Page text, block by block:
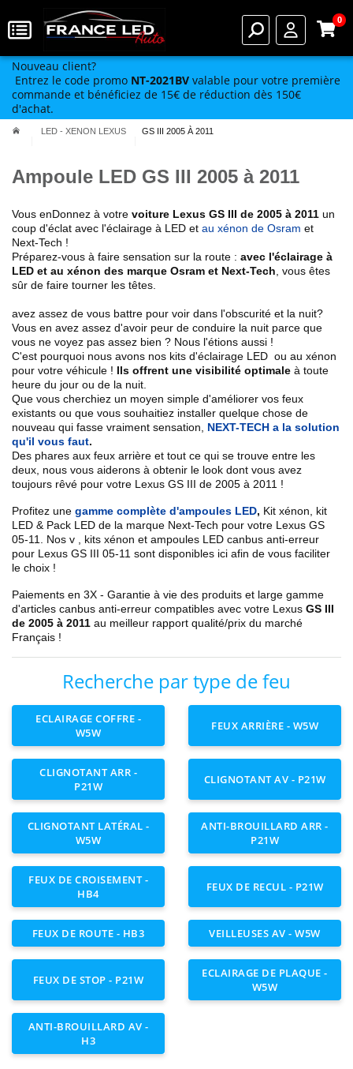
0
Nouveau client?
Entrez le code promo NT-2021BV valable pour votre première
commande et bénéficiez de 15€ de réduction dès 150€
d'achat.
LED - XENON LEXUS GS III 2005 À 2011
Ampoule LED GS III 2005 à 2011
Vous enDonnez à votre voiture Lexus GS III de 2005 à 2011 un
coup d'éclat avec l'éclairage à LED et au xénon de Osram et
Next-Tech !
Préparez-vous à faire sensation sur la route : avec l'éclairage à
LED et au xénon des marque Osram et Next-Tech , vous êtes
sûr de faire tourner les têtes.
avez assez de vous battre pour voir dans l'obscurité et la nuit?
Vous en avez assez d'avoir peur de conduire la nuit parce que
vous ne voyez pas assez bien ? Nous l'étions aussi !
C'est pourquoi nous avons nos kits d'éclairage LED ou au xénon
pour votre véhicule ! Ils offrent une visibilité optimale à toute
heure du jour ou de la nuit.
Que vous cherchiez un moyen simple d'améliorer vos feux
existants ou que vous souhaitiez installer quelque chose de
nouveau qui fasse vraiment sensation,
NEXT-TECH a la solution
qu'il vous faut.
Des phares aux feux arrière et tout ce qui se trouve entre les
deux, nous vous aiderons à obtenir le look dont vous avez
toujours rêvé pour votre Lexus GS III de 2005 à 2011 !
Profitez une gamme complète d'ampoules LED, Kit xénon, kit
LED & Pack LED de la marque Next-Tech pour votre Lexus GS
05-11 . Nos v
, kits xénon et ampoules LED canbus anti-erreur
pour Lexus GS III 05-11 sont disponibles ici afin de vous faciliter
le choix !
Paiements en 3X - Garantie à vie des produits et large gamme
d'articles canbus anti-erreur compatibles avec votre Lexus GS III
de 2005 à 2011 au meilleur rapport qualité/prix du marché
Français !
Recherche par type de feu
ECLAIRAGE COFFRE -
W5W
FEUX ARRIÈRE - W5W
CLIGNOTANT ARR -
P21W
CLIGNOTANT AV - P21W
CLIGNOTANT LATÉRAL -
W5W
ANTI-BROUILLARD ARR -
P21W
FEUX DE CROISEMENT -
HB4
FEUX DE RECUL - P21W
FEUX DE ROUTE - HB3 VEILLEUSES AV - W5W
FEUX DE STOP - P21W
ECLAIRAGE DE PLAQUE -
W5W
ANTI-BROUILLARD AV -
H3